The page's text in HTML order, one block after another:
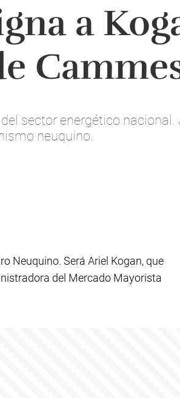
a
sector energético
neuquino.
Neuquino. Será Ariel Kogan, que
del Mercado Mayorista